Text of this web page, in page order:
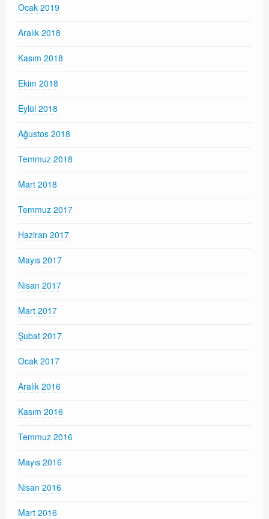
Ocak 2019
Aralık 2018
Kasım 2018
Ekim 2018
Eylül 2018
Ağustos 2018
Temmuz 2018
Mart 2018
Temmuz 2017
Haziran 2017
Mayıs 2017
Nisan 2017
Mart 2017
Şubat 2017
Ocak 2017
Aralık 2016
Kasım 2016
Temmuz 2016
Mayıs 2016
Nisan 2016
Mart 2016